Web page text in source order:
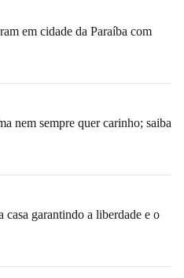
em cidade da Paraíba com
nem sempre quer carinho; saiba
garantindo a liberdade e o